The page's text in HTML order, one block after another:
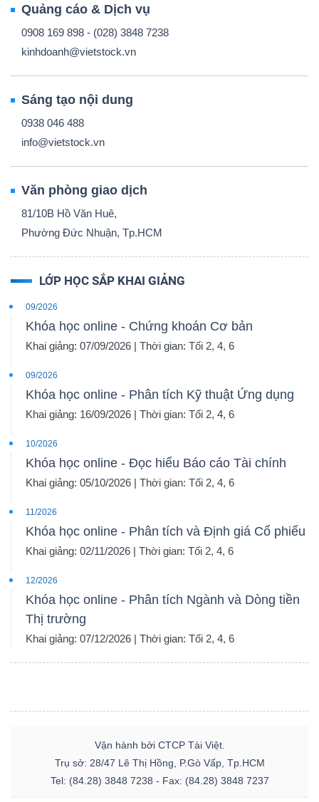
Quảng cáo & Dịch vụ
0908 169 898 - (028) 3848 7238
kinhdoanh@vietstock.vn
Sáng tạo nội dung
0938 046 488
info@vietstock.vn
Văn phòng giao dịch
81/10B Hồ Văn Huê,
Phường Đức Nhuận, Tp.HCM
LỚP HỌC SẮP KHAI GIẢNG
09/2026
Khóa học online - Chứng khoán Cơ bản
Khai giảng: 07/09/2026 | Thời gian: Tối 2, 4, 6
09/2026
Khóa học online - Phân tích Kỹ thuật Ứng dụng
Khai giảng: 16/09/2026 | Thời gian: Tối 2, 4, 6
10/2026
Khóa học online - Đọc hiểu Báo cáo Tài chính
Khai giảng: 05/10/2026 | Thời gian: Tối 2, 4, 6
11/2026
Khóa học online - Phân tích và Định giá Cổ phiếu
Khai giảng: 02/11/2026 | Thời gian: Tối 2, 4, 6
12/2026
Khóa học online - Phân tích Ngành và Dòng tiền
Thị trường
Khai giảng: 07/12/2026 | Thời gian: Tối 2, 4, 6
Vận hành bởi CTCP Tài Việt.
Trụ sở: 28/47 Lê Thị Hồng, P.Gò Vấp, Tp.HCM
Tel: (84.28) 3848 7238 - Fax: (84.28) 3848 7237